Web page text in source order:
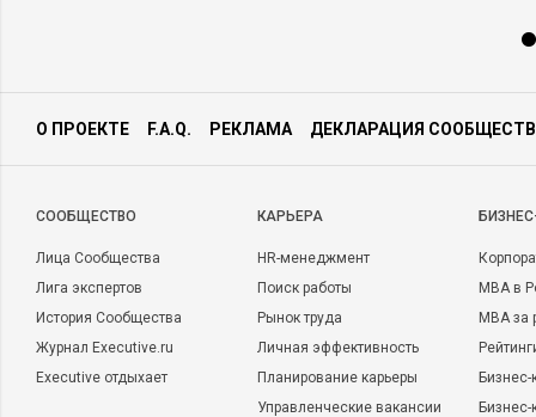
О ПРОЕКТЕ F.A.Q. РЕКЛАМА ДЕКЛАРАЦИЯ
CООБЩЕСТВО
Лица Сообщества
Лига экспертов
История Сообщества
Журнал Executive.ru
Executive отдыхает
КАРЬЕРА
HR-менеджмент
Поиск работы
Рынок труда
Личная эффективность
Планирование карьеры
Управленческие вакансии
MBA в
MBA
Бизнес-